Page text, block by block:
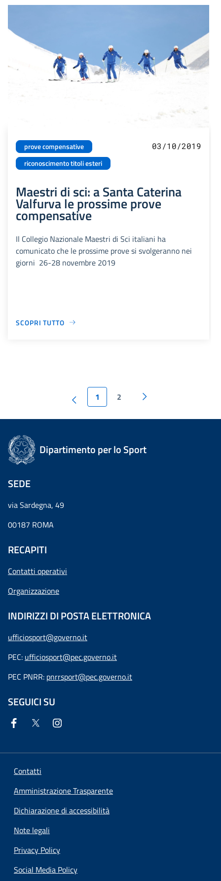
prove compensative
riconoscimento titoli esteri
03/10/2019
Maestri di sci: a Santa Caterina
Valfurva le prossime prove
compensative
Il Collegio Nazionale Maestri di Sci italiani ha
comunicato che le prossime prove si svolgeranno nei
giorni 26-28 novembre 2019
SCOPRI TUTTO
1 2
Dipartimento per lo Sport
SEDE
via Sardegna, 49
00187 ROMA
RECAPITI
Contatti operativi
Organizzazione
INDIRIZZI DI POSTA ELETTRONICA
ufficiosport@governo.it
PEC: ufficiosport@pec.governo.it
PEC PNRR: pnrrsport@pec.governo.it
SEGUICI SU
Contatti
Amministrazione Trasparente
Dichiarazione di accessibilità
Note legali
Privacy Policy
Social Media Policy